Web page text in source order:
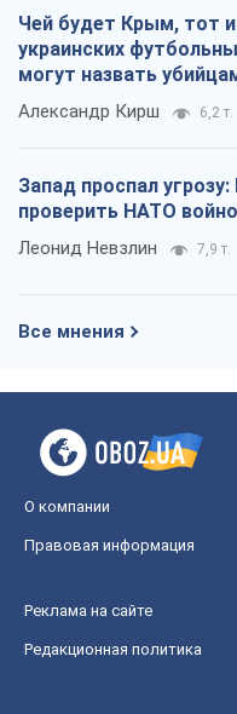
Чей будет Крым, тот
украинских
могут назвать
Александр Кирш 6,2 т.
Запад проспал
проверить НАТО
Леонид Невзлин 7,9 т.
Все мнения
О компании
Правовая информация
Реклама на сайте
Редакционная политика